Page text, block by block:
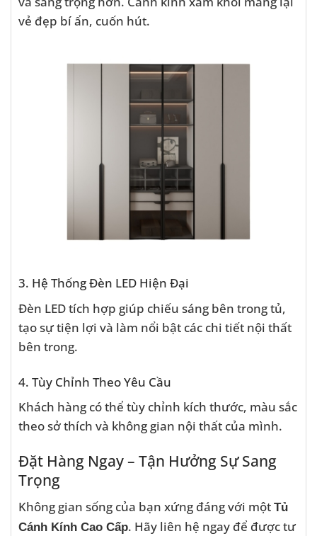
vẻ đẹp bí ẩn, cuốn hút.
3. Hệ Thống Đèn LED Hiện Đại
Đèn LED tích hợp giúp chiếu sáng bên trong tủ,
tạo sự tiện lợi và làm nổi bật các chi tiết nội thất
bên trong.
4. Tùy Chỉnh Theo Yêu Cầu
Khách hàng có thể tùy chỉnh kích thước, màu sắc
theo sở thích và không gian nội thất của mình.
Đặt Hàng Ngay – Tận Hưởng Sự Sang
Trọng
Không gian sống của bạn xứng đáng với một Tủ
Cánh Kính Cao Cấp. Hãy liên hệ ngay để được tư